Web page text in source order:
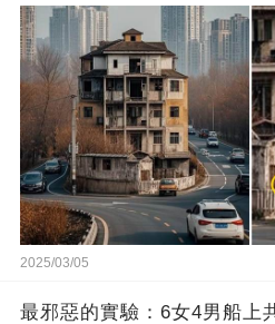
2025/03/05
最邪惡的實驗：6女4男船上